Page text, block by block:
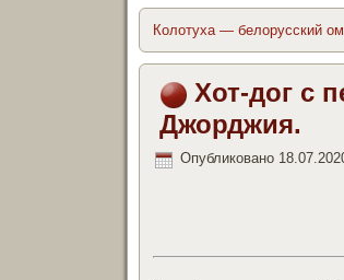
Колотуха — белорусский
Хот-дог с
Джорджия.
Опубликовано